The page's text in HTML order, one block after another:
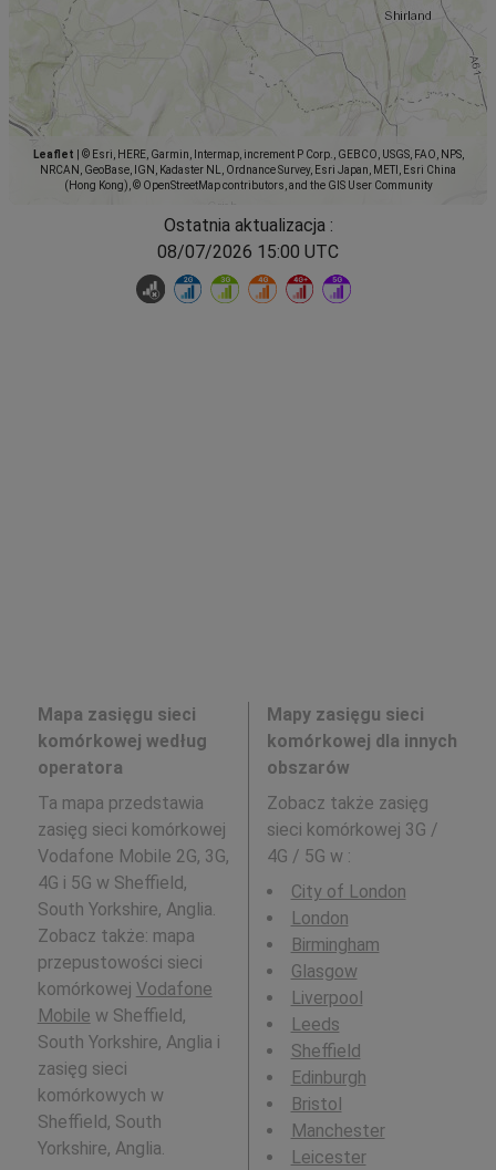
Leaflet
© Esri, HERE, Garmin, Intermap, increment P Corp., GEBCO, USGS, FAO, NPS,
NRCAN, GeoBase, IGN, Kadaster NL, Ordnance Survey, Esri Japan, METI, Esri China
(Hong Kong), © OpenStreetMap contributors, and the GIS User Community
Ostatnia aktualizacja :
08/07/2026 15:00 UTC
Mapa zasięgu sieci
komórkowej według
operatora
Ta mapa przedstawia
zasięg sieci komórkowej
Vodafone Mobile 2G, 3G,
4G i 5G w Sheffield,
South Yorkshire, Anglia.
Zobacz także: mapa
przepustowości sieci
komórkowej Vodafone
Mobile w Sheffield,
South Yorkshire, Anglia i
zasięg sieci
komórkowych w
Sheffield, South
Yorkshire, Anglia.
Mapy zasięgu sieci
komórkowej dla innych
obszarów
Zobacz także zasięg
sieci komórkowej 3G /
4G / 5G w :
City of London
London
Birmingham
Glasgow
Liverpool
Leeds
Sheffield
Edinburgh
Bristol
Manchester
Leicester